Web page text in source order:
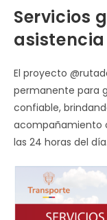
Servicios
El proyecto
permanente para
confiable,
acompañamiento
las 24 horas del día.